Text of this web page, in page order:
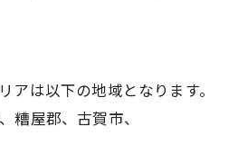
は以下の地域となります。
糟屋郡、古賀市、